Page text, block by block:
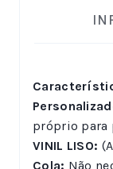
próprio para
VINIL LISO:
Cola: Não